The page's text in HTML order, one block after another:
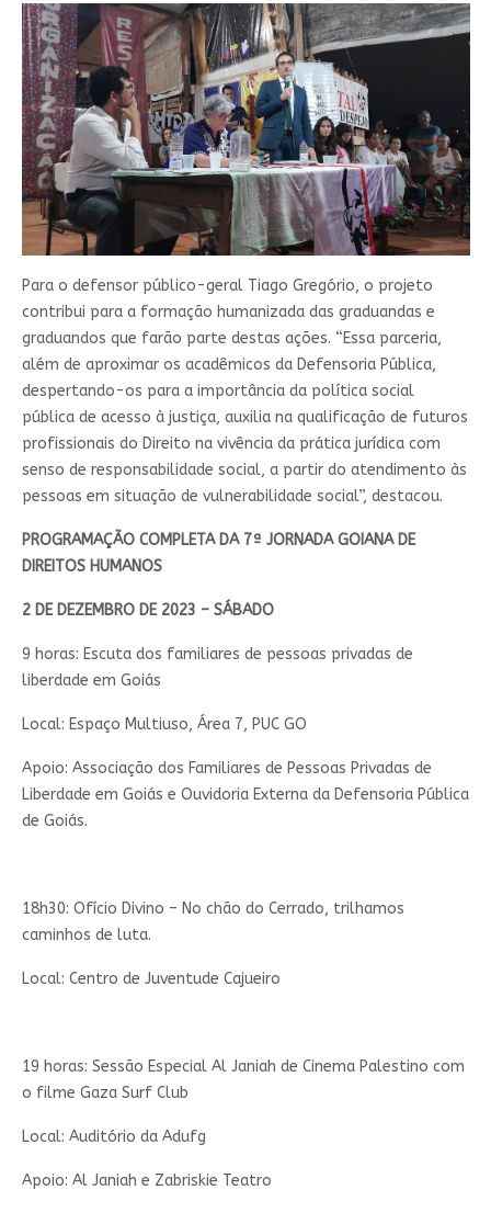
Para o defensor público-geral Tiago Gregório, o projeto
contribui para a formação humanizada das graduandas e
graduandos que farão parte destas ações. “Essa parceria,
além de aproximar os acadêmicos da Defensoria Pública,
despertando-os para a importância da política social
pública de acesso à justiça, auxilia na qualificação de futuros
profissionais do Direito na vivência da prática jurídica com
senso de responsabilidade social, a partir do atendimento às
pessoas em situação de vulnerabilidade social”, destacou.
PROGRAMAÇÃO COMPLETA DA 7ª JORNADA GOIANA DE
DIREITOS HUMANOS
2 DE DEZEMBRO DE 2023 – SÁBADO
9 horas: Escuta dos familiares de pessoas privadas de
liberdade em Goiás
Local: Espaço Multiuso, Área 7, PUC GO
Apoio: Associação dos Familiares de Pessoas Privadas de
Liberdade em Goiás e Ouvidoria Externa da Defensoria Pública
de Goiás.
18h30: Ofício Divino – No chão do Cerrado, trilhamos
caminhos de luta.
Local: Centro de Juventude Cajueiro
19 horas: Sessão Especial Al Janiah de Cinema Palestino com
o filme Gaza Surf Club
Local: Auditório da Adufg
Apoio: Al Janiah e Zabriskie Teatro